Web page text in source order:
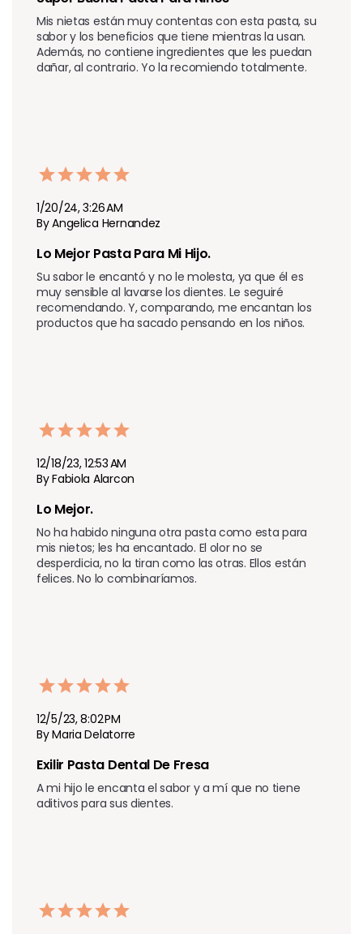
Mis nietas están muy contentas con esta pasta, su
sabor y los beneficios que tiene mientras la usan.
Además, no contiene ingredientes que les puedan
dañar, al contrario. Yo la recomiendo totalmente.
1/20/24, 3:26 AM
By Angelica Hernandez
Lo Mejor Pasta Para Mi Hijo.
Su sabor le encantó y no le molesta, ya que él es
muy sensible al lavarse los dientes. Le seguiré
recomendando. Y, comparando, me encantan los
productos que ha sacado pensando en los niños.
12/18/23, 12:53 AM
By Fabiola Alarcon
Lo Mejor.
No ha habido ninguna otra pasta como esta para
mis nietos; les ha encantado. El olor no se
desperdicia, no la tiran como las otras. Ellos están
felices. No lo combinaríamos.
12/5/23, 8:02 PM
By Maria Delatorre
Exilir Pasta Dental De Fresa
A mi hijo le encanta el sabor y a mí que no tiene
aditivos para sus dientes.